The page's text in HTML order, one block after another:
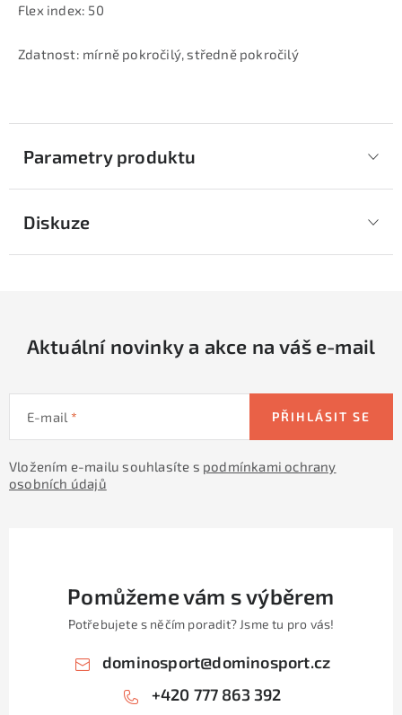
Flex index: 50
Zdatnost: mírně pokročilý, středně pokročilý
Parametry produktu
Diskuze
Aktuální novinky a akce na váš e-mail
E-mail
Vložením e-mailu souhlasíte s podmínkami ochrany
osobních údajů
PŘIHLÁSIT SE
Pomůžeme vám s výběrem
Potřebujete s něčím poradit? Jsme tu pro vás!
dominosport@dominosport.cz
+420 777 863 392